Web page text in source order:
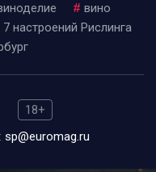
# вино
7 настроений Рислинга
18+
sp@euromag.ru